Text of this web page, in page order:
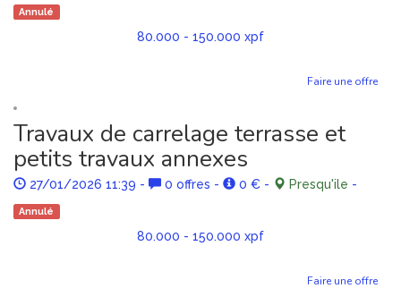
Annulé
80.000 - 150.000 xpf
Faire une offre
Travaux de carrelage terrasse et
petits travaux annexes
27/01/2026 11:39 - 0 offres - 0 € - Presqu'ile -
Annulé
80.000 - 150.000 xpf
Faire une offre